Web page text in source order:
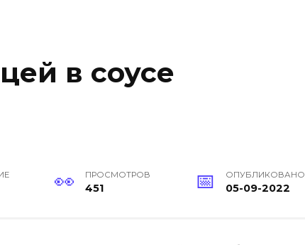
в соусе
ПРОСМОТРОВ
451
ОПУБЛИКОВАНО
05-09-2022